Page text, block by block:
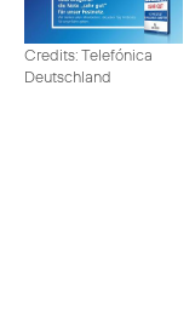
Credits: Telefónica
Deutschland